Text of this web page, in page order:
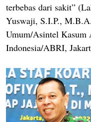
terbebas dari sakit”
Yuswaji, S.I.P.,
Umum/Asintel Kasum
Indonesia/ABRI,